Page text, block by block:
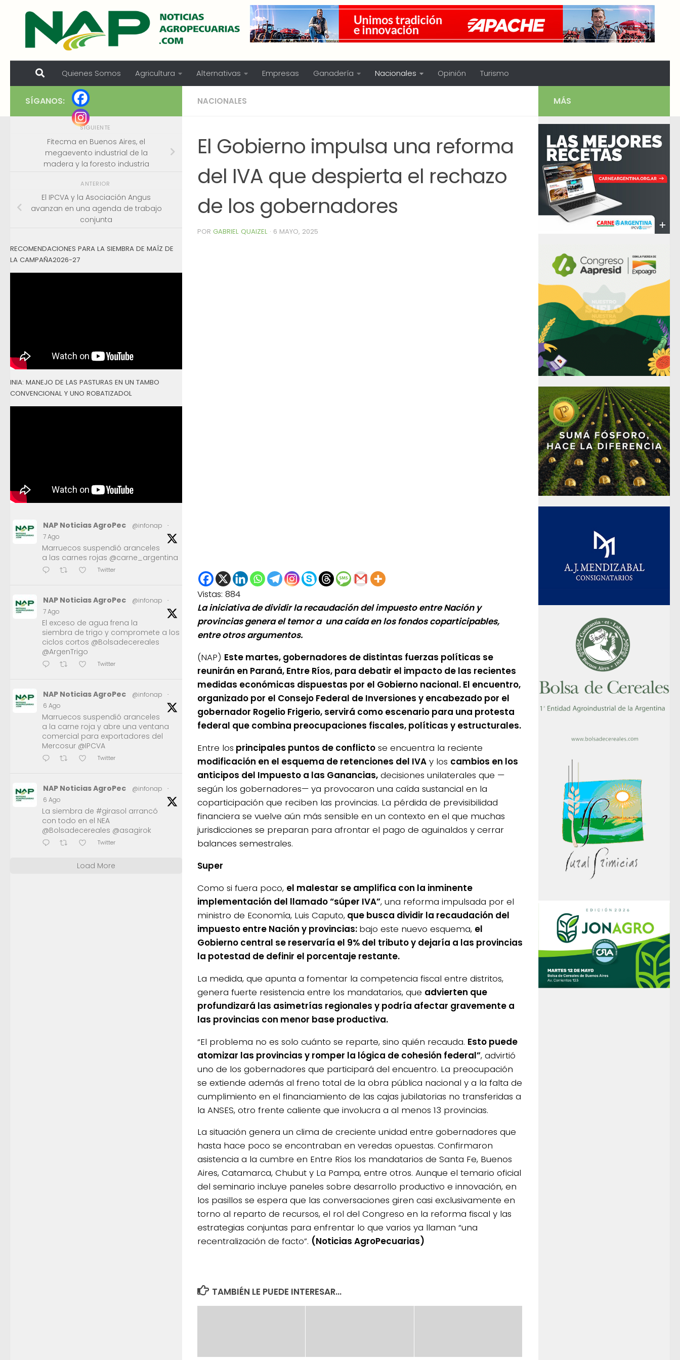
Skip to content
Quienes Somos Agricultura Alternativas Empresas Ganadería Nacionales Opinión Turismo
NACIONALES
El Gobierno impulsa una reforma
del IVA que despierta el rechazo
de los gobernadores
POR GABRIEL QUAIZEL · 6 MAYO, 2025
Vistas: 884
La iniciativa de dividir la recaudación del impuesto entre Nación y
provincias genera el temor a una caída en los fondos coparticipables,
entre otros argumentos.
(NAP) Este martes, gobernadores de distintas fuerzas políticas se
reunirán en Paraná, Entre Ríos, para debatir el impacto de las recientes
medidas económicas dispuestas por el Gobierno nacional. El encuentro,
organizado por el Consejo Federal de Inversiones y encabezado por el
gobernador Rogelio Frigerio, servirá como escenario para una protesta
federal que combina preocupaciones fiscales, políticas y estructurales.
Entre los principales puntos de conflicto se encuentra la reciente
modificación en el esquema de retenciones del IVA y los cambios en los
anticipos del Impuesto a las Ganancias, decisiones unilaterales que —
según los gobernadores— ya provocaron una caída sustancial en la
coparticipación que reciben las provincias. La pérdida de previsibilidad
financiera se vuelve aún más sensible en un contexto en el que muchas
jurisdicciones se preparan para afrontar el pago de aguinaldos y cerrar
balances semestrales.
Super
Como si fuera poco, el malestar se amplifica con la inminente
implementación del llamado “súper IVA”, una reforma impulsada por el
ministro de Economía, Luis Caputo, que busca dividir la recaudación del
impuesto entre Nación y provincias: bajo este nuevo esquema, el
Gobierno central se reservaría el 9% del tributo y dejaría a las provincias
la potestad de definir el porcentaje restante.
La medida, que apunta a fomentar la competencia fiscal entre distritos,
genera fuerte resistencia entre los mandatarios, que advierten que
profundizará las asimetrías regionales y podría afectar gravemente a
las provincias con menor base productiva.
“El problema no es solo cuánto se reparte, sino quién recauda. Esto puede
atomizar las provincias y romper la lógica de cohesión federal”, advirtió
uno de los gobernadores que participará del encuentro. La preocupación
se extiende además al freno total de la obra pública nacional y a la falta de
cumplimiento en el financiamiento de las cajas jubilatorias no transferidas a
la ANSES, otro frente caliente que involucra a al menos 13 provincias.
La situación genera un clima de creciente unidad entre gobernadores que
hasta hace poco se encontraban en veredas opuestas. Confirmaron
asistencia a la cumbre en Entre Ríos los mandatarios de Santa Fe, Buenos
Aires, Catamarca, Chubut y La Pampa, entre otros. Aunque el temario oficial
del seminario incluye paneles sobre desarrollo productivo e innovación, en
los pasillos se espera que las conversaciones giren casi exclusivamente en
torno al reparto de recursos, el rol del Congreso en la reforma fiscal y las
estrategias conjuntas para enfrentar lo que varios ya llaman “una
recentralización de facto”. (Noticias AgroPecuarias)
TAMBIÉN LE PUEDE INTERESAR...
SÍGANOS:
SIGUIENTE
Fitecma en Buenos Aires, el
megaevento industrial de la
madera y la foresto industria
ANTERIOR
El IPCVA y la Asociación Angus
avanzan en una agenda de trabajo
conjunta
RECOMENDACIONES PARA LA SIEMBRA DE MAÍZ DE
LA CAMPAÑA2026-27
INIA: MANEJO DE LAS PASTURAS EN UN TAMBO
CONVENCIONAL Y UNO ROBATIZADOL
NAP Noticias AgroPec @infonap
·
7 Ago
Marruecos suspendió aranceles
a las carnes rojas @carne_argentina
Twitter
NAP Noticias AgroPec @infonap
·
7 Ago
El exceso de agua frena la
siembra de trigo y compromete a los
ciclos cortos @Bolsadecereales
@ArgenTrigo
Twitter
NAP Noticias AgroPec @infonap
·
6 Ago
Marruecos suspendió aranceles
a la carne roja y abre una ventana
comercial para exportadores del
Mercosur @IPCVA
Twitter
NAP Noticias AgroPec @infonap
·
6 Ago
La siembra de #girasol arrancó
con todo en el NEA
@Bolsadecereales @asagirok
Twitter
Load More
MÁS